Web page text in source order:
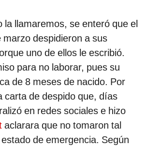
la llamaremos, se enteró que el
marzo despidieron a sus
uno de ellos le escribió.
para no laborar, pues su
de 8 meses de nacido. Por
carta de despido que, días
en redes sociales e hizo
aclarara que no tomaron tal
de emergencia. Según